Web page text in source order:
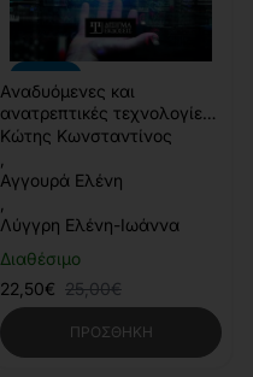
Διαθέσιμο
Αναδυόμενες και
ανατρεπτικές τεχνολογίες
σε πολιτιστικούς χώρους
Κώτης Κωνσταντίνος
Αγγουρά Ελένη
Λύγγρη Ελένη-Ιωάννα
22,50€ 25,00€
ΠΡΟΣΘΉΚΗ